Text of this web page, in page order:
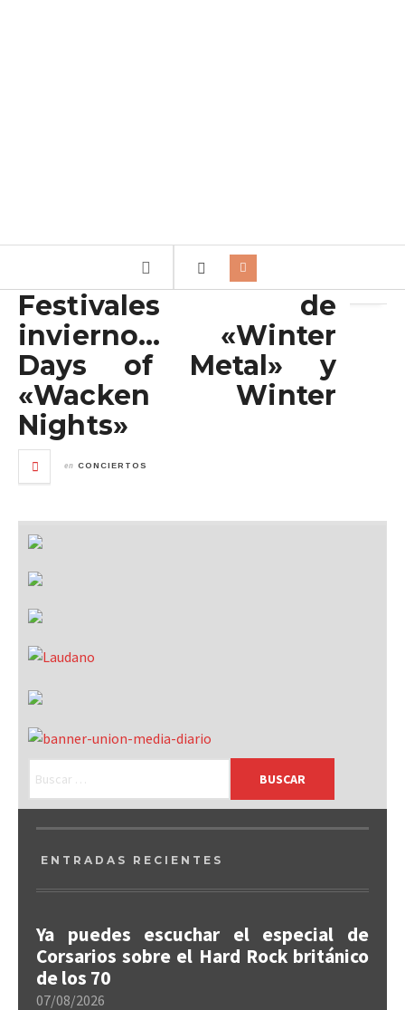
Wacken Nights
Festivales de
invierno… «Winter
Days of Metal» y
«Wacken Winter
Nights»
en CONCIERTOS
ENTRADAS RECIENTES
Ya puedes escuchar el especial de
Corsarios sobre el Hard Rock británico
de los 70
07/08/2026